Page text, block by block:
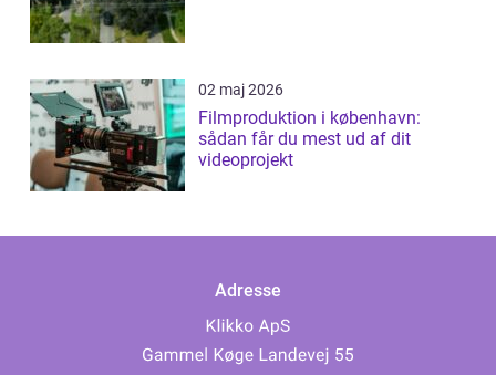
02 maj 2026
Filmproduktion i københavn:
sådan får du mest ud af dit
videoprojekt
Adresse